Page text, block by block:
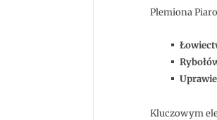
Plemiona
Kluczowym